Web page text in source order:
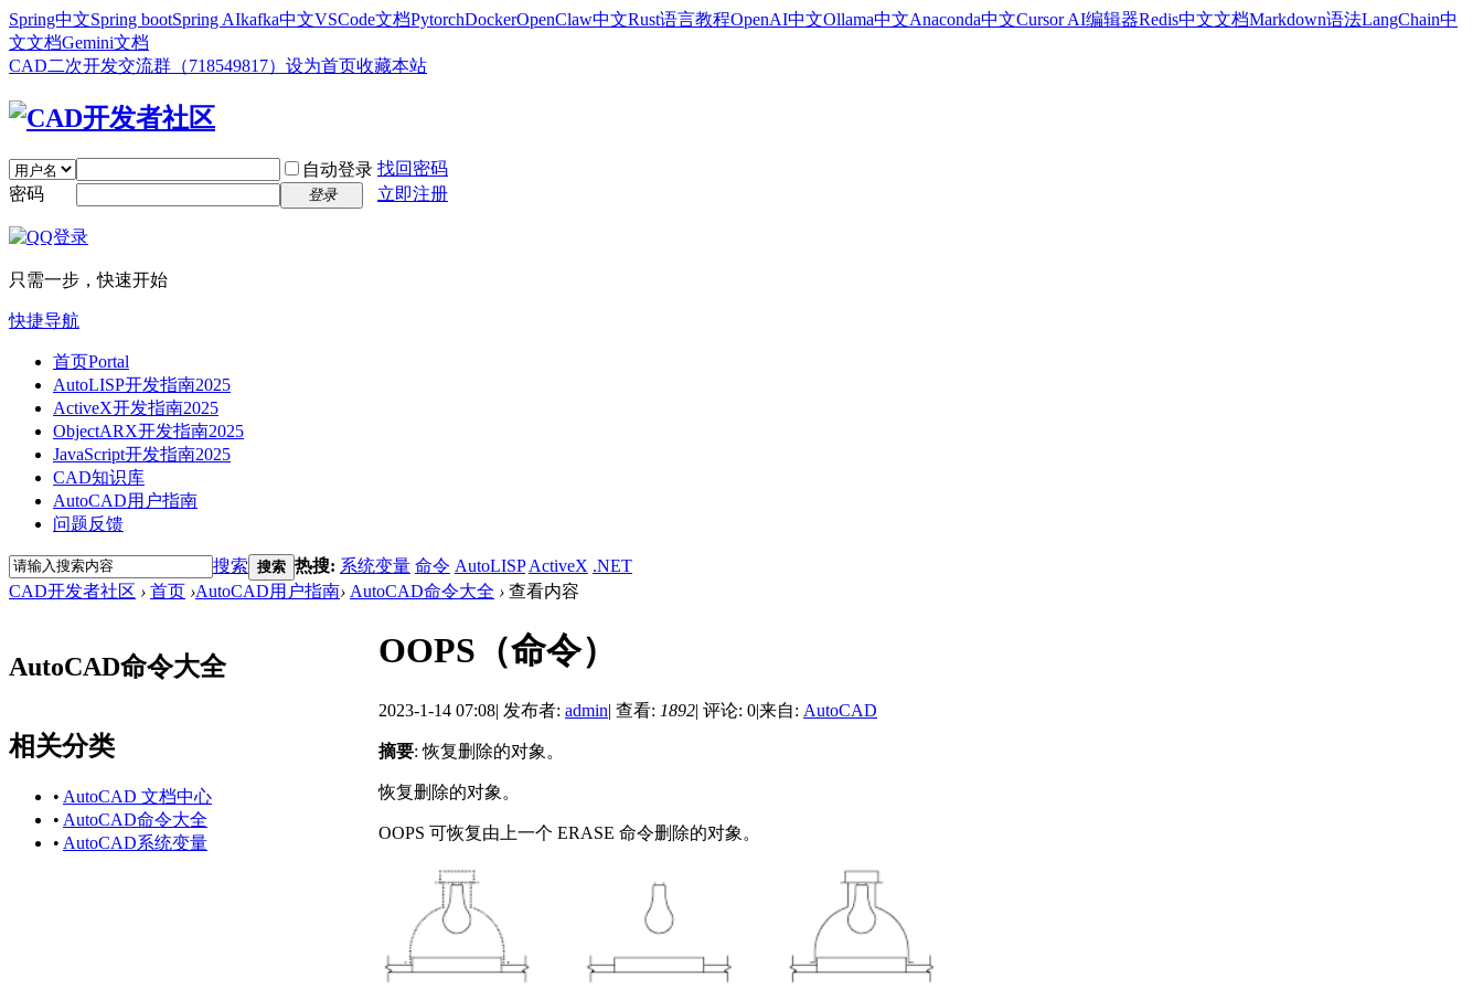
Spring中文Spring bootSpring AIkafka中文VSCode文档PytorchDockerOpenClaw中文Rust语言教程OpenAI中文Ollama中文Anaconda中文Cursor AI编辑器Redis中文文档Markdown语法LangChain中
文文档Gemini文档
CAD二次开发交流群（718549817） 设为首页收藏本站
自动登录 找回密码
密码
登录 立即注册
只需一步，快速开始
快捷导航
首页Portal
AutoLISP开发指南2025
ActiveX开发指南2025
ObjectARX开发指南2025
JavaScript开发指南2025
CAD知识库
AutoCAD用户指南
问题反馈
搜索 搜索 热搜: 系统变量 命令 AutoLISP ActiveX .NET
CAD开发者社区 › 首页 ›AutoCAD用户指南› AutoCAD命令大全 › 查看内容
AutoCAD命令大全
相关分类
• AutoCAD 文档中心
• AutoCAD命令大全
• AutoCAD系统变量
OOPS（命令）
2023-1-14 07:08| 发布者: admin| 查看: 1892| 评论: 0|来自: AutoCAD
摘要: 恢复删除的对象。
恢复删除的对象。
OOPS 可恢复由上一个 ERASE 命令删除的对象。